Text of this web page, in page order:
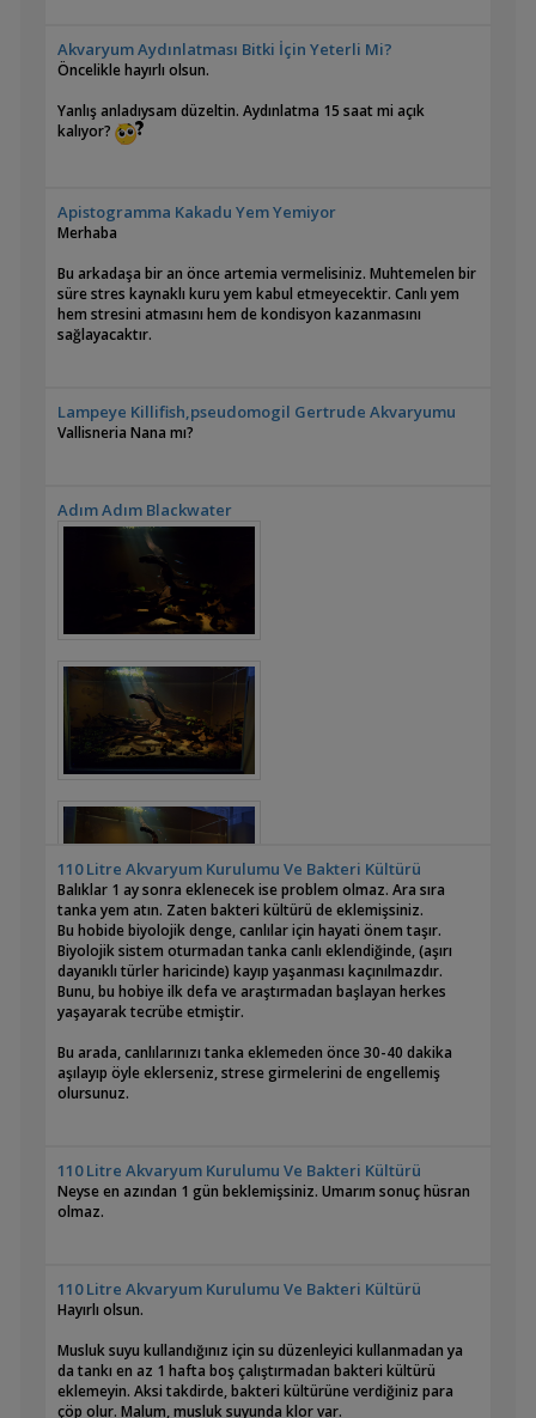
Akvaryum Aydınlatması Bitki İçin Yeterli Mi?
Öncelikle hayırlı olsun.
Yanlış anladıysam düzeltin. Aydınlatma 15 saat mi açık
kalıyor?
Apistogramma Kakadu Yem Yemiyor
Merhaba
Bu arkadaşa bir an önce artemia vermelisiniz. Muhtemelen bir
süre stres kaynaklı kuru yem kabul etmeyecektir. Canlı yem
hem stresini atmasını hem de kondisyon kazanmasını
sağlayacaktır.
Lampeye Killifish,pseudomogil Gertrude Akvaryumu
Vallisneria Nana mı?
Adım Adım Blackwater
110 Litre Akvaryum Kurulumu Ve Bakteri Kültürü
Balıklar 1 ay sonra eklenecek ise problem olmaz. Ara sıra
tanka yem atın. Zaten bakteri kültürü de eklemişsiniz.
Bu hobide biyolojik denge, canlılar için hayati önem taşır.
Biyolojik sistem oturmadan tanka canlı eklendiğinde, (aşırı
dayanıklı türler haricinde) kayıp yaşanması kaçınılmazdır.
Bunu, bu hobiye ilk defa ve araştırmadan başlayan herkes
yaşayarak tecrübe etmiştir.
Bu arada, canlılarınızı tanka eklemeden önce 30-40 dakika
aşılayıp öyle eklerseniz, strese girmelerini de engellemiş
olursunuz.
110 Litre Akvaryum Kurulumu Ve Bakteri Kültürü
Neyse en azından 1 gün beklemişsiniz. Umarım sonuç hüsran
olmaz.
110 Litre Akvaryum Kurulumu Ve Bakteri Kültürü
Hayırlı olsun.
Musluk suyu kullandığınız için su düzenleyici kullanmadan ya
da tankı en az 1 hafta boş çalıştırmadan bakteri kültürü
eklemeyin. Aksi takdirde, bakteri kültürüne verdiğiniz para
çöp olur. Malum, musluk suyunda klor var.